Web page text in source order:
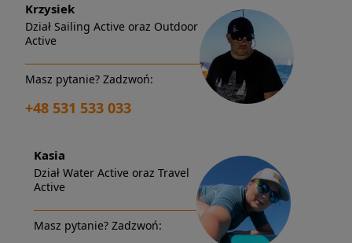
Krzysiek
Dział Sailing Active oraz Outdoor
Active
Masz pytanie? Zadzwoń:
+48 531 533 033
Kasia
Dział Water Active oraz Travel
Active
Masz pytanie? Zadzwoń: